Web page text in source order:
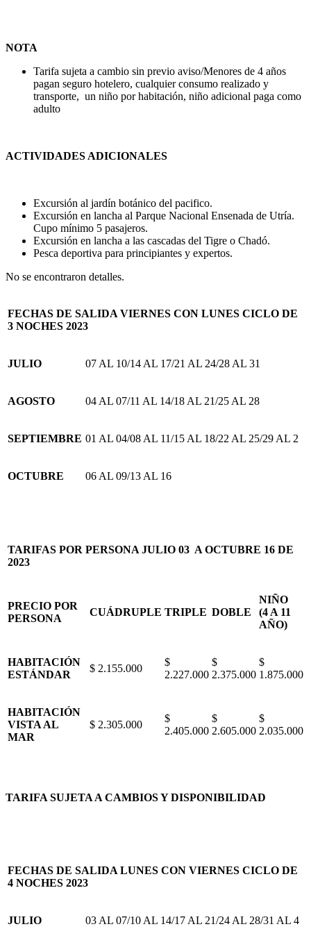
NOTA
Tarifa sujeta a cambio sin previo aviso/Menores de 4 años
pagan seguro hotelero, cualquier consumo realizado y
transporte, un niño por habitación, niño adicional paga como
adulto
ACTIVIDADES ADICIONALES
Excursión al jardín botánico del pacifico.
Excursión en lancha al Parque Nacional Ensenada de Utría.
Cupo mínimo 5 pasajeros.
Excursión en lancha a las cascadas del Tigre o Chadó.
Pesca deportiva para principiantes y expertos.
No se encontraron detalles.
FECHAS DE SALIDA VIERNES CON LUNES CICLO DE
3 NOCHES 2023
JULIO 07 AL 10/14 AL 17/21 AL 24/28 AL 31
AGOSTO 04 AL 07/11 AL 14/18 AL 21/25 AL 28
SEPTIEMBRE 01 AL 04/08 AL 11/15 AL 18/22 AL 25/29 AL 2
OCTUBRE 06 AL 09/13 AL 16
TARIFAS POR PERSONA JULIO 03 A OCTUBRE 16 DE
2023
PRECIO POR
PERSONA
CUÁDRUPLE TRIPLE DOBLE
NIÑO
(4 A 11
AÑO)
HABITACIÓN
ESTÁNDAR
$ 2.155.000
$
2.227.000
$
2.375.000
$
1.875.000
HABITACIÓN
VISTA AL
MAR
$ 2.305.000
$
2.405.000
$
2.605.000
$
2.035.000
TARIFA SUJETA A CAMBIOS Y DISPONIBILIDAD
FECHAS DE SALIDA LUNES CON VIERNES CICLO DE
4 NOCHES 2023
JULIO 03 AL 07/10 AL 14/17 AL 21/24 AL 28/31 AL 4